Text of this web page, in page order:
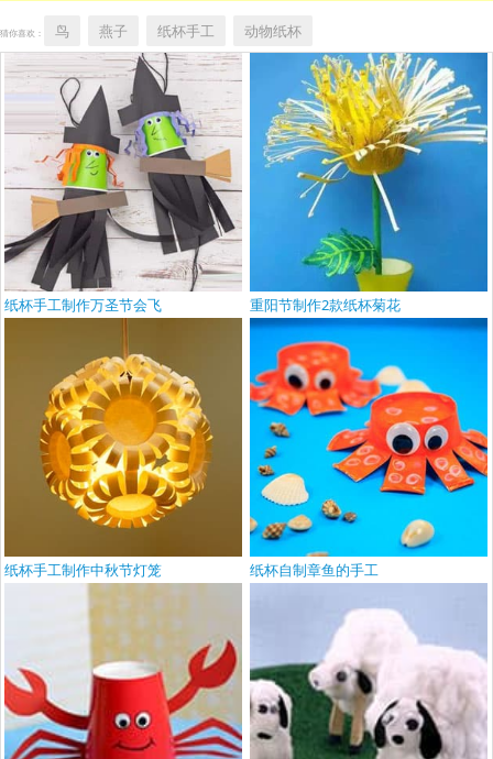
猜你喜欢： 鸟 燕子 纸杯手工 动物纸杯
纸杯手工制作万圣节会飞 重阳节制作2款纸杯菊花
纸杯手工制作中秋节灯笼 纸杯自制章鱼的手工